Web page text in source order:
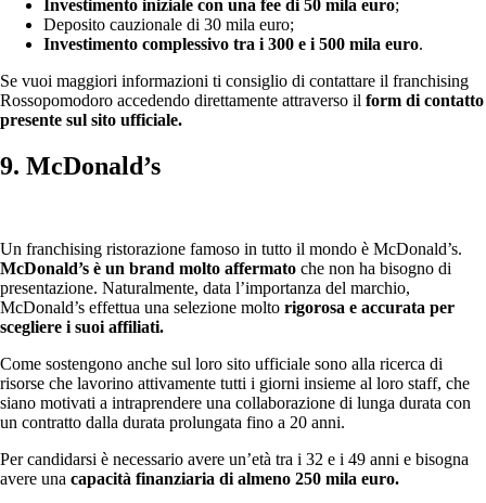
Investimento iniziale con una fee di 50 mila euro;
Deposito cauzionale di 30 mila euro;
Investimento complessivo tra i 300 e i 500 mila euro.
Se vuoi maggiori informazioni ti consiglio di contattare il franchising
Rossopomodoro accedendo direttamente attraverso il form di contatto
presente sul sito ufficiale.
9. McDonald’s
Un franchising ristorazione famoso in tutto il mondo è McDonald’s.
McDonald’s è un brand molto affermato che non ha bisogno di
presentazione. Naturalmente, data l’importanza del marchio,
McDonald’s effettua una selezione molto rigorosa e accurata per
scegliere i suoi affiliati.
Come sostengono anche sul loro sito ufficiale sono alla ricerca di
risorse che lavorino attivamente tutti i giorni insieme al loro staff, che
siano motivati a intraprendere una collaborazione di lunga durata con
un contratto dalla durata prolungata fino a 20 anni.
Per candidarsi è necessario avere un’età tra i 32 e i 49 anni e bisogna
avere una capacità finanziaria di almeno 250 mila euro.